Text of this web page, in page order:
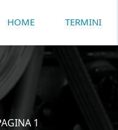
HOME TERMINI
1